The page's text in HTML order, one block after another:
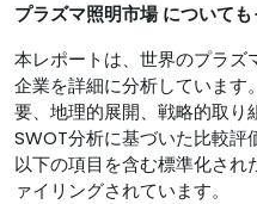
プラズマ照明市場 について
本レポートは、世界のプラ
企業を詳細に分析していま
要、地理的展開、戦略的取り
SWOT分析に基づいた比較評
以下の項目を含む標準化され
ァイリングされています。